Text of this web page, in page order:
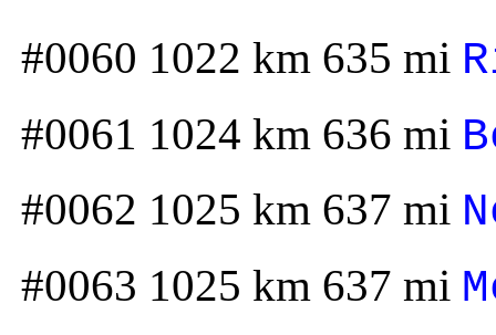
#0060 1022 km 635 mi
#0061 1024 km 636 mi
#0062 1025 km 637 mi
#0063 1025 km 637 mi